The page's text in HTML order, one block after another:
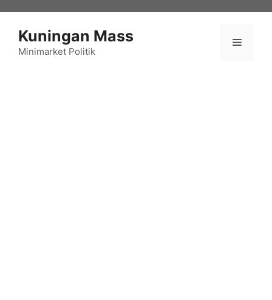
Kuningan Mass
Minimarket Politik
Menu